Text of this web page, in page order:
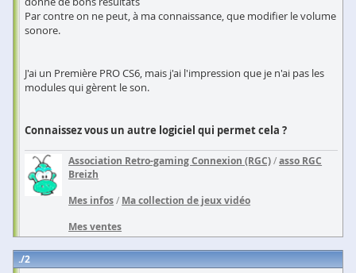
Par contre on ne peut, à ma connaissance, que modifier le volume
sonore.
J'ai un Première PRO CS6, mais j'ai l'impression que je n'ai pas les
modules qui gèrent le son.
Connaissez vous un autre logiciel qui permet cela ?
Association Retro-gaming Connexion (RGC)/asso RGC
Breizh
Mes infos/ Ma collection de jeux vidéo
Mes ventes
2